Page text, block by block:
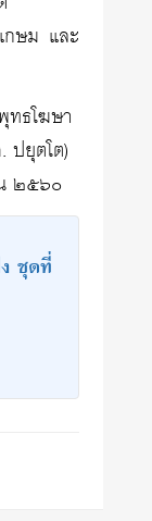
ษม และ
ทธโฆษา
ปยุตโต)
๒๕๖๐
ชุดที่